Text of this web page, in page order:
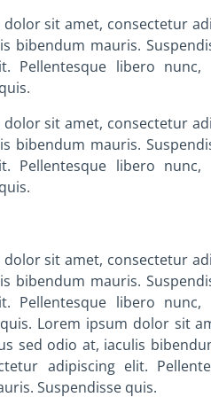
sit amet, consectetur
bibendum mauris.
Pellentesque libero
sit amet, consectetur
bibendum mauris.
Pellentesque libero
sit amet, consectetur
bibendum mauris.
Pellentesque libero
Lorem ipsum dolor sit
sed odio at, iaculis
adipiscing elit.
Suspendisse quis.